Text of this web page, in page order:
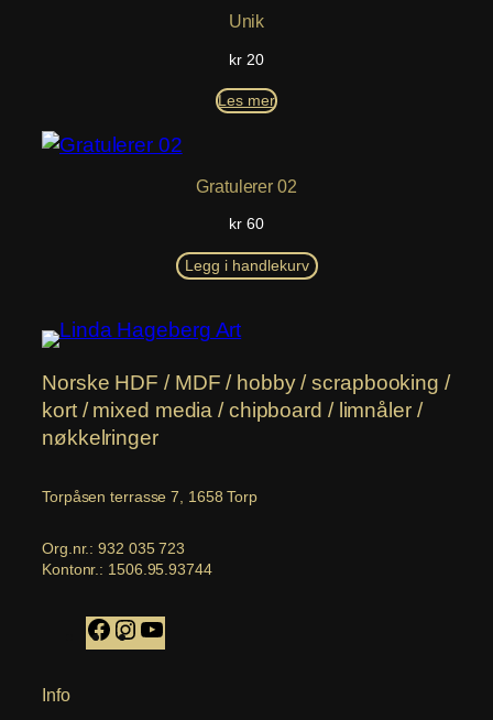
Unik
kr 20
Les mer
Gratulerer 02
kr 60
Legg i handlekurv
Norske HDF / MDF / hobby / scrapbooking /
kort / mixed media / chipboard / limnåler /
nøkkelringer
Torpåsen terrasse 7, 1658 Torp
Org.nr.: 932 035 723
Kontonr.: 1506.95.93744
Facebook
Instagram
Info